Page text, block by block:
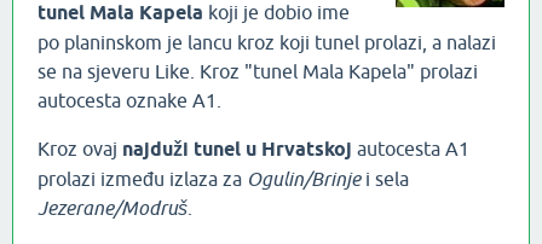
tunel Mala Kapela koji je dobio ime
po planinskom je lancu kroz koji tunel prolazi, a nalazi
se na sjeveru Like. Kroz "tunel Mala Kapela" prolazi
autocesta oznake A1.
Kroz ovaj najduži tunel u Hrvatskoj autocesta A1
prolazi između izlaza za Ogulin/Brinjei sela
Jezerane/Modruš